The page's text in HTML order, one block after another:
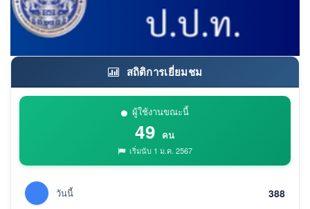
สถิติการเยี่ยมชม
ผู้ใช้งานขณะนี้
49 คน
เริ่มนับ 1 ม.ค. 2567
วันนี้ 388